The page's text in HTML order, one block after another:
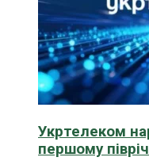
Укртелеком
першому